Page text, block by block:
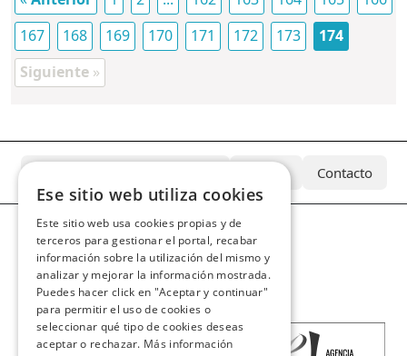
167
168 169 170 171 172 173
174
Siguiente »
Equipo Contacto
Ese sitio web utiliza cookies
Este sitio web usa cookies propias y de
terceros para gestionar el portal, recabar
información sobre la utilización del mismo y
analizar y mejorar la información mostrada.
Puedes hacer click en "Aceptar y continuar"
para permitir el uso de cookies o
seleccionar qué tipo de cookies deseas
aceptar o rechazar. Más información